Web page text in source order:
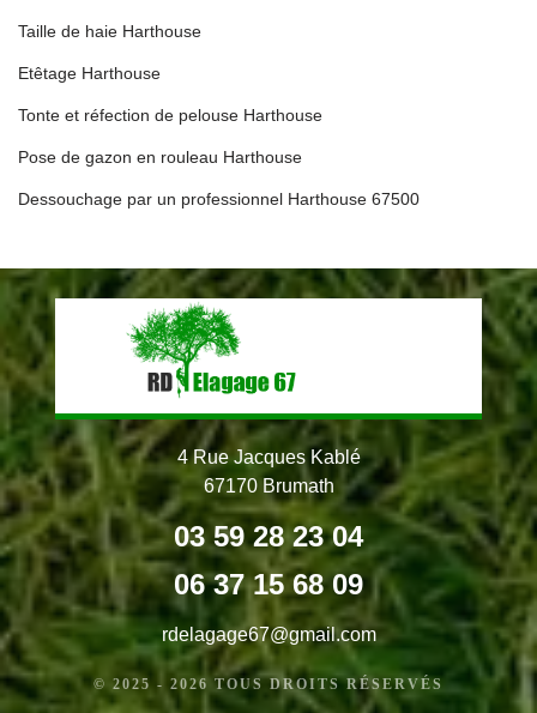
Taille de haie Harthouse
Etêtage Harthouse
Tonte et réfection de pelouse Harthouse
Pose de gazon en rouleau Harthouse
Dessouchage par un professionnel Harthouse 67500
4 Rue Jacques Kablé
67170 Brumath
03 59 28 23 04
06 37 15 68 09
rdelagage67@gmail.com
© 2025 - 2026 TOUS DROITS RÉSERVÉS